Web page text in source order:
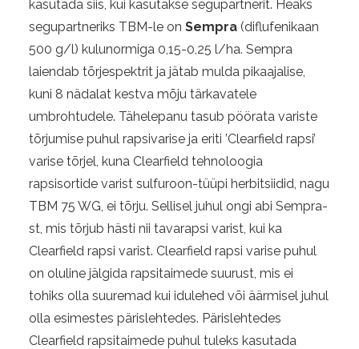
kasutada siis, kui kasutakse segupartnerit. Heaks
segupartneriks TBM-le on Sempra (diflufenikaan
500 g/l) kulunormiga 0,15-0,25 l/ha. Sempra
laiendab tõrjespektrit ja jätab mulda pikaajalise,
kuni 8 nädalat kestva mõju tärkavatele
umbrohtudele. Tähelepanu tasub pöörata variste
tõrjumise puhul rapsivarise ja eriti ’Clearfield rapsi’
varise tõrjel, kuna Clearfield tehnoloogia
rapsisortide varist sulfuroon-tüüpi herbitsiidid, nagu
TBM 75 WG, ei tõrju. Sellisel juhul ongi abi Sempra-
st, mis tõrjub hästi nii tavarapsi varist, kui ka
Clearfield rapsi varist. Clearfield rapsi varise puhul
on oluline jälgida rapsitaimede suurust, mis ei
tohiks olla suuremad kui idulehed või äärmisel juhul
olla esimestes pärislehtedes. Pärislehtedes
Clearfield rapsitaimede puhul tuleks kasutada